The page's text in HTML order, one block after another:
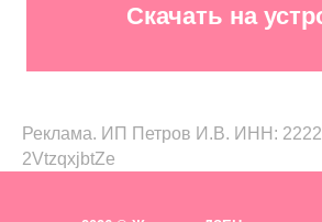
Скачать на
Реклама. ИП Петров И.В. ИНН:
2VtzqxjbtZe